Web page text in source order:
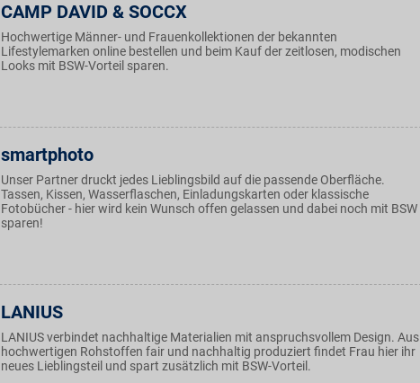
CAMP DAVID & SOCCX
Hochwertige Männer- und Frauenkollektionen der bekannten
Lifestylemarken online bestellen und beim Kauf der zeitlosen, modischen
Looks mit BSW-Vorteil sparen.
smartphoto
Unser Partner druckt jedes Lieblingsbild auf die passende Oberfläche.
Tassen, Kissen, Wasserflaschen, Einladungskarten oder klassische
Fotobücher - hier wird kein Wunsch offen gelassen und dabei noch mit BSW
sparen!
LANIUS
LANIUS verbindet nachhaltige Materialien mit anspruchsvollem Design. Aus
hochwertigen Rohstoffen fair und nachhaltig produziert findet Frau hier ihr
neues Lieblingsteil und spart zusätzlich mit BSW-Vorteil.